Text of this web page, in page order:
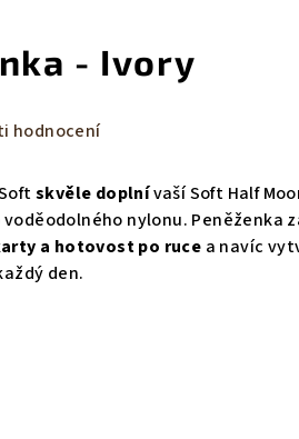
- Ivory
hodnocení
skvěle doplnívaší Soft Half
voděodolného nylonu. Peněženka
a hotovost po ruce a navíc
den.